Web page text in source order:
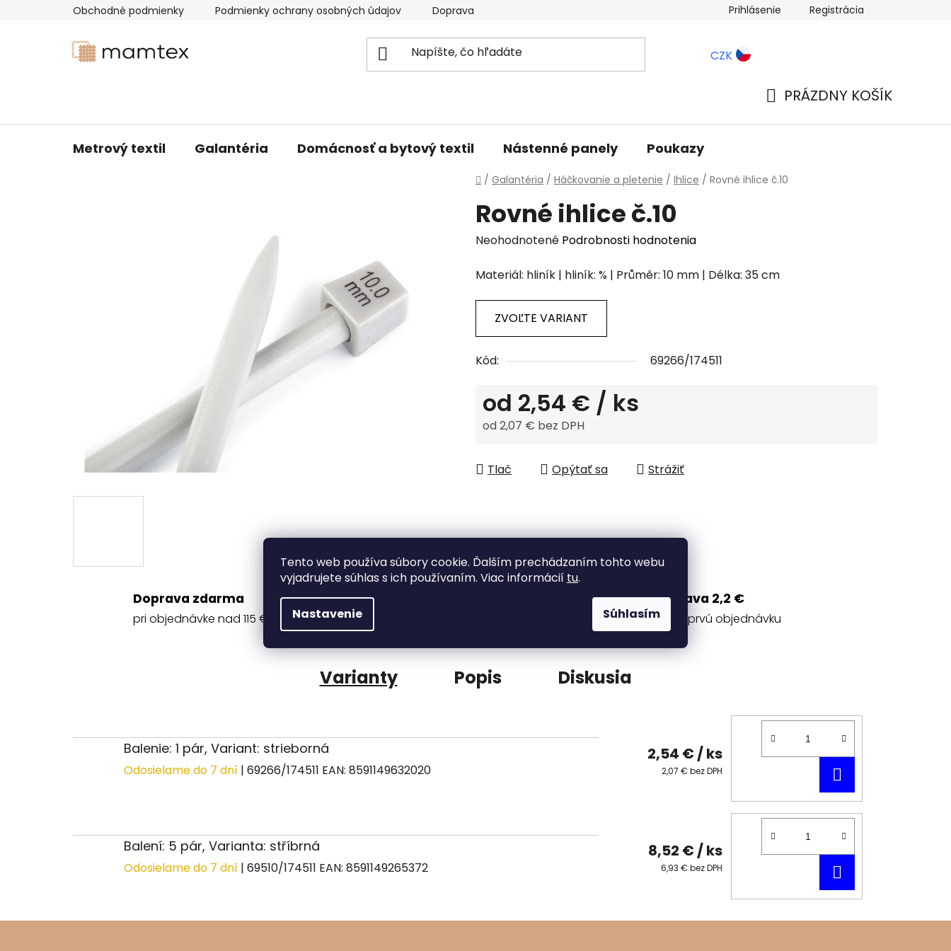
Tento web používa súbory cookie. Ďalším prechádzaním tohto webu
vyjadrujete súhlas s ich používaním. Viac informácií tu.
Nastavenie Súhlasím
Obchodné podmienky Podmienky ochrany osobných údajov Doprava a platba Blog
Prihlásenie Registrácia
CZK
PRÁZDNY KOŠÍK
Metrový textil Galantéria Domácnosť a bytový textil Nástenné panely Poukazy
Domov
/ Galantéria / Háčkovanie a pletenie / Ihlice / Rovné ihlice č.10
Rovné ihlice č.10
Priemerné
produktu
je
z
5
Neohodnotené Podrobnosti hodnotenia
Materiál: hliník | hliník: % | Průměr: 10 mm | Délka: 35 cm
ZVOĽTE VARIANT
Kód: 69266/174511
od 2,54 € / ks
od2,07 € bez DPH
Tlač
Opýtať sa Strážiť
Doprava zdarma
pri objednávke nad 115 €
Zľava 2,2 €
na prvú objednávku
Varianty Popis Diskusia
Balenie: 1 pár, Variant: strieborná
Odosielame do 7 dní | 69266/174511 EAN: 8591149632020
2,54 € / ks
2,07 € bez DPH
KOŠÍKA
Balení: 5 pár, Varianta: stříbrná
Odosielame do 7 dní | 69510/174511 EAN: 8591149265372
8,52 € / ks
6,93 € bez DPH
KOŠÍKA